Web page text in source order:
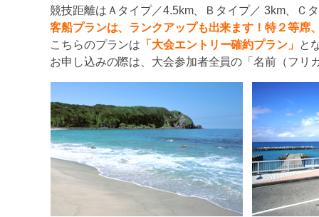
競技距離はＡタイプ／4.5km、Ｂタイプ／ 3km、Ｃ
客船プランは、ランクアップも出来ます！特２等席
こちらのプランは 「大会エントリー確約プラン」 と
お申し込みの際は、大会参加者全員の「名前（フリ